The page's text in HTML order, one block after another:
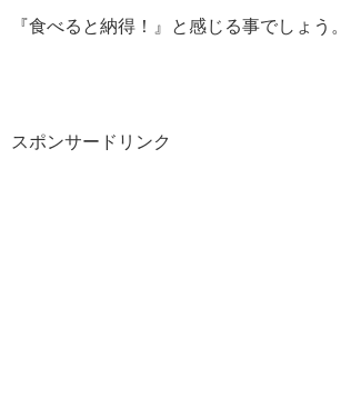
『食べると納得！』と感じる事でしょう。
スポンサードリンク